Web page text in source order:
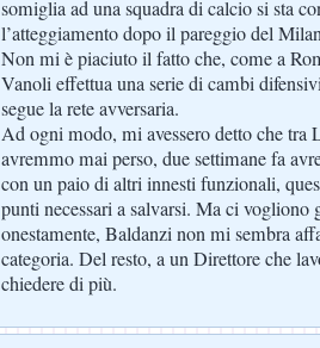
somiglia ad una squadra di calcio si sta
l’atteggiamento dopo il pareggio del
Non mi è piaciuto il fatto che, come a
Vanoli effettua una serie di cambi
segue la rete avversaria.
Ad ogni modo, mi avessero detto che tra
avremmo mai perso, due settimane fa
con un paio di altri innesti funzionali,
punti necessari a salvarsi. Ma ci
onestamente, Baldanzi non mi sembra
categoria. Del resto, a un Direttore che
chiedere di più.